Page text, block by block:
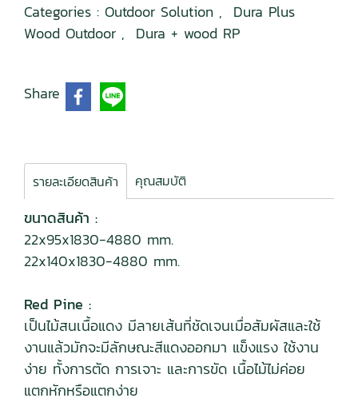
Categories : Outdoor Solution , Dura Plus
Wood Outdoor , Dura + wood RP
Share
รายละเอียดสินค้า คุณสมบัติ
ขนาดสินค้า :
22x95x1830-4880 mm.
22x140x1830-4880 mm.
Red Pine :
เป็นไม้สนเนื้อแดง มีลายเส้นที่ชัดเจนเมื่อสัมผัสและใช้
งานแล้วมักจะมีลักษณะสีแดงออกมา แข็งแรง ใช้งาน
ง่าย ทั้งการตัด การเจาะ และการขัด เนื้อไม้ไม่ค่อย
แตกหักหรือแตกง่าย